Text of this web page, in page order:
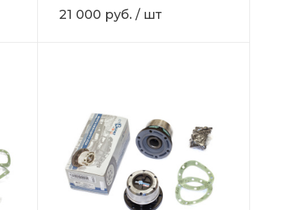
21 000 руб. / шт